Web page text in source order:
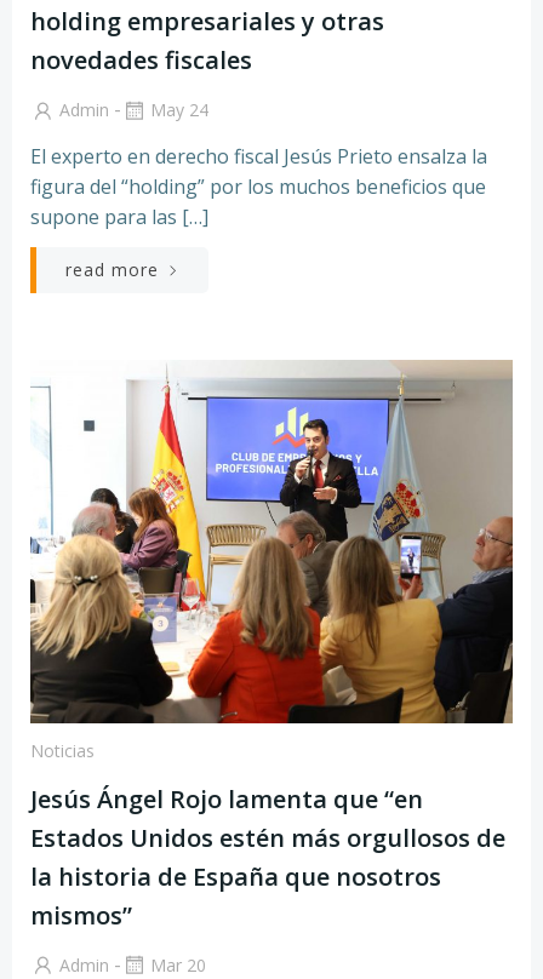
holding empresariales y otras
novedades fiscales
Admin - May 24
El experto en derecho fiscal Jesús Prieto ensalza la
figura del “holding” por los muchos beneficios que
supone para las […]
read more
Noticias
Jesús Ángel Rojo lamenta que “en
Estados Unidos estén más orgullosos de
la historia de España que nosotros
mismos”
Admin - Mar 20